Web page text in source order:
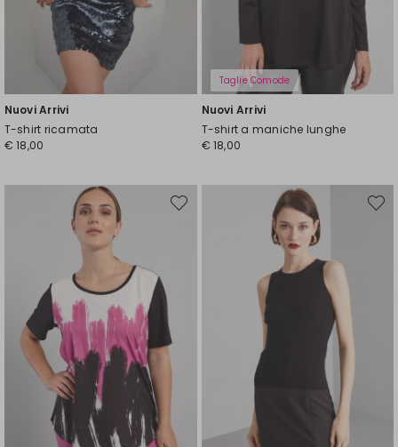
Nuovi Arrivi
T-shirt ricamata
€ 18,00
Taglie Comode
Nuovi Arrivi
T-shirt a maniche lunghe
€ 18,00
Sposta